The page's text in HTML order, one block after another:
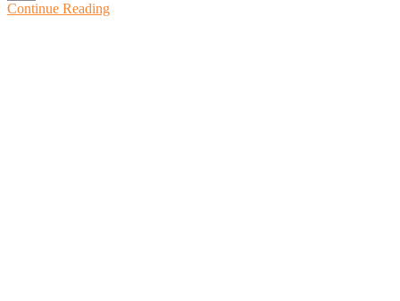
Copy
Continue Reading